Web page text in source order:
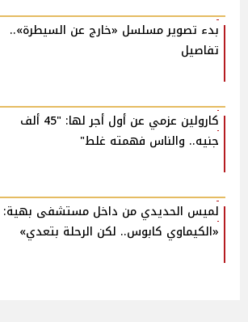
بدء تصوير مسلسل «خارج عن السيطرة»..
تفاصيل
كارولين عزمي عن أول أجر لها: "45 ألف
جنيه.. والناس فهمته غلط"
لميس الحديدي من داخل مستشفى بهية:
«الكيماوي كابوس.. لكن الرحلة بتعدي»